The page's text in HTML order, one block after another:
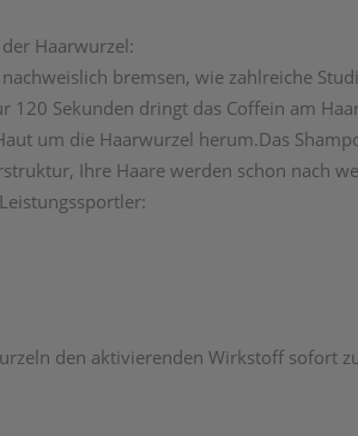
Haarwurzel:
bremsen, wie zahlreiche
Sekunden dringt das Coffein am
um die Haarwurzel herum.Das
Ihre Haare werden schon nach
den aktivierenden Wirkstoff sofort